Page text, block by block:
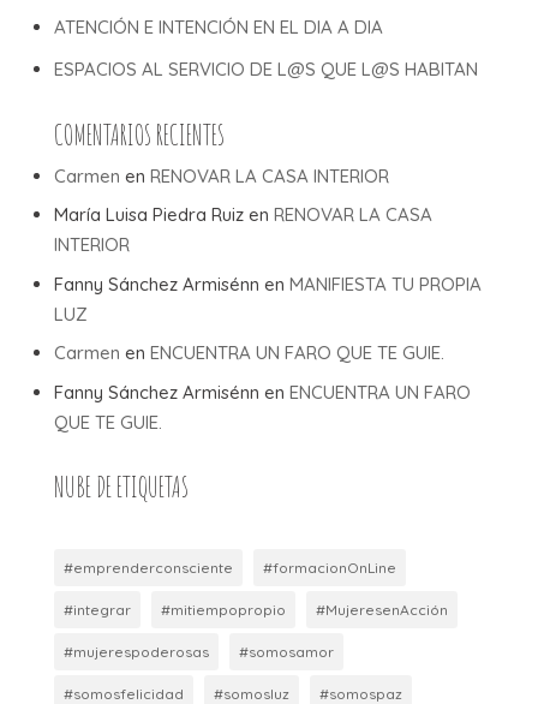
ATENCIÓN E INTENCIÓN EN EL DIA A DIA
ESPACIOS AL SERVICIO DE L@S QUE L@S HABITAN
COMENTARIOS RECIENTES
Carmen en RENOVAR LA CASA INTERIOR
María Luisa Piedra Ruizen RENOVAR LA CASA
INTERIOR
Fanny Sánchez Armisénn en MANIFIESTA TU PROPIA
LUZ
Carmen en ENCUENTRA UN FARO QUE TE GUIE.
Fanny Sánchez Armisénn en ENCUENTRA UN FARO
QUE TE GUIE.
NUBE DE ETIQUETAS
#emprenderconsciente #formacionOnLine
#integrar #mitiempopropio #MujeresenAcción
#mujerespoderosas #somosamor
#somosfelicidad #somosluz #somospaz